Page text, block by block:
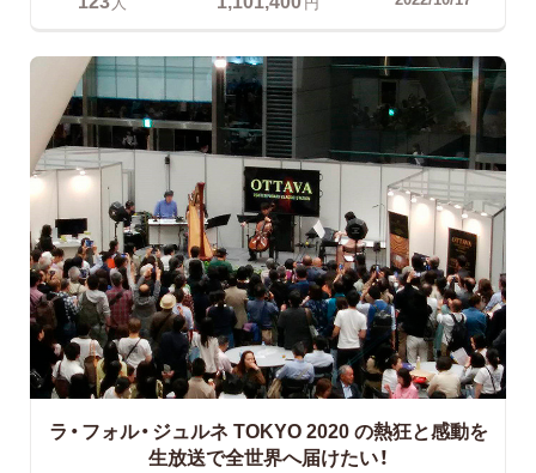
ラ・フォル・ジュルネ TOKYO 2020の熱狂と感動を
生放送で全世界へ届けたい！